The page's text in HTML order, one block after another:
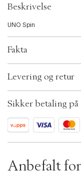
l
t
v
i
i
n
.
e
Beskrivelse
UNO Spin
Fakta
EAN: 194735320271
ID: BKJI21-0008
Levering og retur
Sikker betaling på
Anbefalt